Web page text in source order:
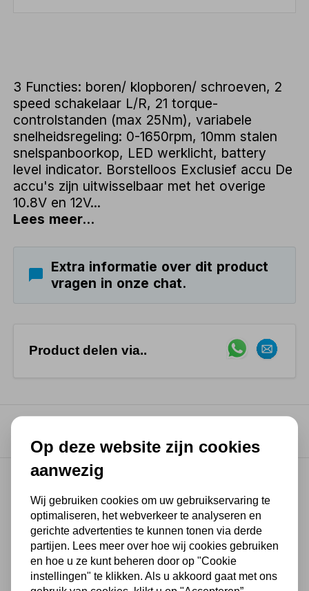
3 Functies: boren/ klopboren/ schroeven, 2
speed schakelaar L/R, 21 torque-
controlstanden (max 25Nm), variabele
snelheidsregeling: 0-1650rpm, 10mm stalen
snelspanboorkop, LED werklicht, battery
level indicator. Borstelloos Exclusief accu De
accu's zijn uitwisselbaar met het overige
10.8V en 12V...
Lees meer...
Extra informatie over dit product
vragen in onze chat.
Product delen via..
(4,3/ 5)
Chat met ons van 9:00 tot 21:00 !
Voor 16.00 u besteld, dezelfde dag
Op deze website zijn cookies
aanwezig
Wij gebruiken cookies om uw gebruikservaring te
optimaliseren, het webverkeer te analyseren en
gerichte advertenties te kunnen tonen via derde
partijen. Lees meer over hoe wij cookies gebruiken
en hoe u ze kunt beheren door op "Cookie
instellingen" te klikken. Als u akkoord gaat met ons